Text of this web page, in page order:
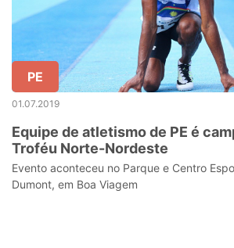
PE
01.07.2019
Equipe de atletismo de PE é
Troféu Norte-Nordeste
Evento aconteceu no Parque e Centro
Dumont, em Boa Viagem